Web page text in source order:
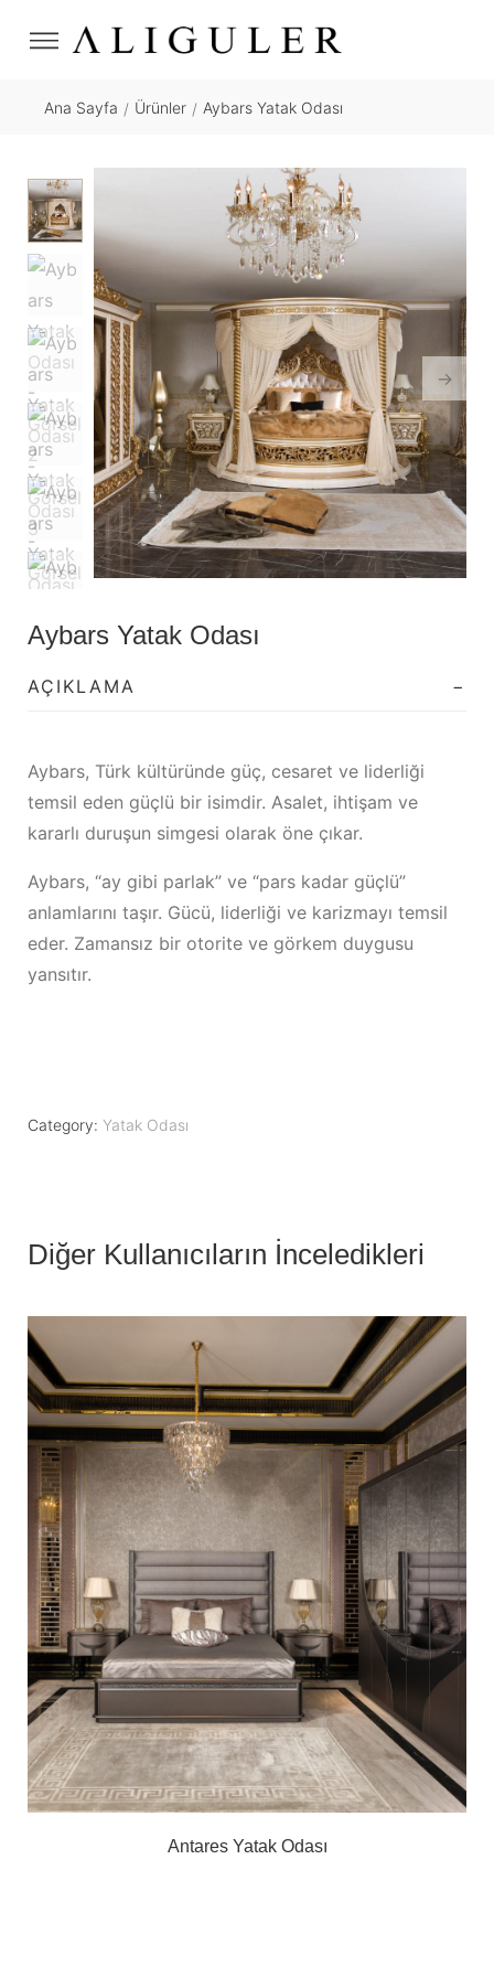
Ana Sayfa / Ürünler / Aybars Yatak Odası
Aybars Yatak Odası
AÇIKLAMA
Aybars, Türk kültüründe güç, cesaret ve liderliği
temsil eden güçlü bir isimdir. Asalet, ihtişam ve
kararlı duruşun simgesi olarak öne çıkar.
Aybars, “ay gibi parlak” ve “pars kadar güçlü”
anlamlarını taşır. Gücü, liderliği ve karizmayı temsil
eder. Zamansız bir otorite ve görkem duygusu
yansıtır.
Category: Yatak Odası
Diğer Kullanıcıların İnceledikleri
Antares Yatak Odası